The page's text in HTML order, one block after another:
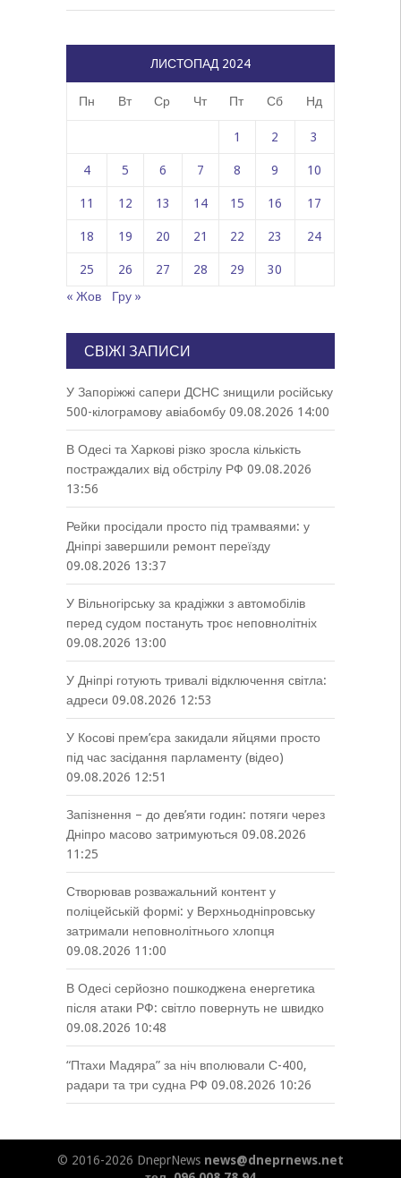
ЛИСТОПАД 2024
Пн Вт Ср Чт Пт Сб Нд
1 2 3
4 5 6 7 8 9 10
11 12 13 14 15 16 17
18 19 20 21 22 23 24
25 26 27 28 29
30
« Жов
Гру »
СВІЖІ ЗАПИСИ
У Запоріжжі сапери ДСНС знищили російську
500-кілограмову авіабомбу 09.08.2026 14:00
В Одесі та Харкові різко зросла кількість
постраждалих від обстрілу РФ 09.08.2026
13:56
Рейки просідали просто під трамваями: у
Дніпрі завершили ремонт переїзду
09.08.2026 13:37
У Вільногірську за крадіжки з автомобілів
перед судом постануть троє неповнолітніх
09.08.2026 13:00
У Дніпрі готують тривалі відключення світла:
адреси 09.08.2026 12:53
У Косові прем’єра закидали яйцями просто
під час засідання парламенту (відео)
09.08.2026 12:51
Запізнення – до дев’яти годин: потяги через
Дніпро масово затримуються 09.08.2026
11:25
Створював розважальний контент у
поліцейській формі: у Верхньодніпровську
затримали неповнолітнього хлопця
09.08.2026 11:00
В Одесі серйозно пошкоджена енергетика
після атаки РФ: світло повернуть не швидко
09.08.2026 10:48
“Птахи Мадяра” за ніч вполювали С-400,
радари та три судна РФ 09.08.2026 10:26
© 2016-2026 DneprNews news@dneprnews.net